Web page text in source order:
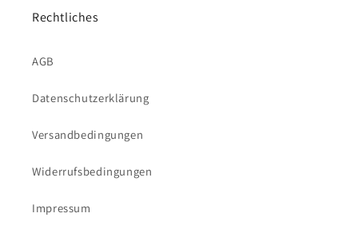
Rechtliches
AGB
Datenschutzerklärung
Versandbedingungen
Widerrufsbedingungen
Impressum